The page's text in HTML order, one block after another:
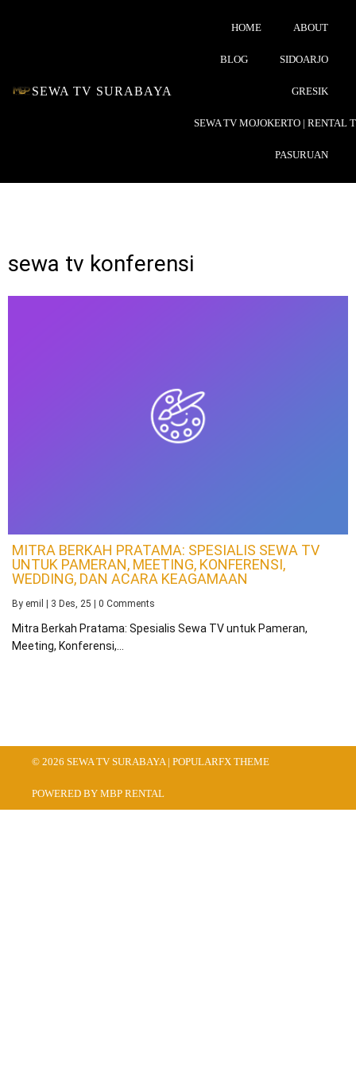
SEWA TV SURABAYA
HOME ABOUT
BLOG SIDOARJO
GRESIK
SEWA TV MOJOKERTO | RENTAL
PASURUAN
sewa tv konferensi
MITRA BERKAH PRATAMA: SPESIALIS SEWA TV
UNTUK PAMERAN, MEETING, KONFERENSI,
WEDDING, DAN ACARA KEAGAMAAN
By emil | 3 Des, 25 | 0 Comments
Mitra Berkah Pratama: Spesialis Sewa TV untuk Pameran,
Meeting, Konferensi,…
© 2026 SEWA TV SURABAYA | POPULARFX THEME
POWERED BY MBP RENTAL